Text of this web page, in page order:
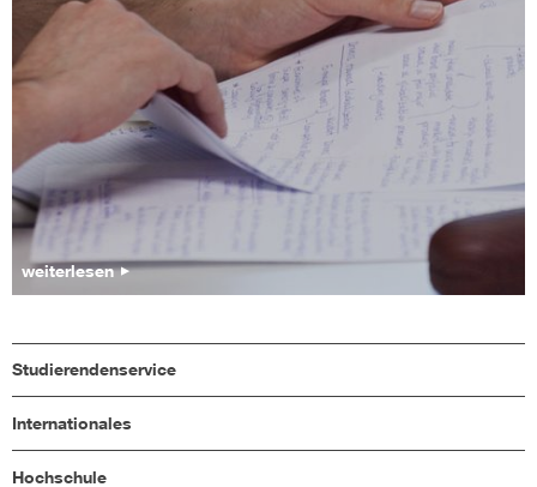
weiterlesen
Studierendenservice
Internationales
Hochschule